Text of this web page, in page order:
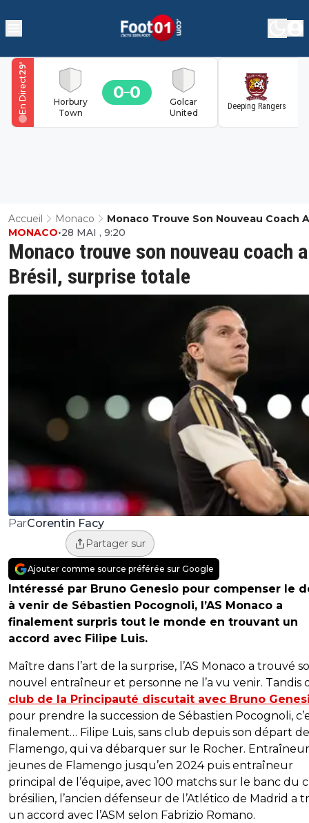
Horbury
Town
0 0
Golcar
United
29
'
En Direct Deeping Rangers
Accueil Monaco
Monaco Trouve Son Nouveau Coach
Brésil, Surprise Totale
Monaco trouve son nouveau coach
Brésil, surprise totale
MONACO•28 MAI , 9:20
ParCorentin Facy
Partager sur
Ajouter comme source préférée sur Google
Intéressé par Bruno Genesio pour compenser le
à venir de Sébastien Pocognoli, l’AS Monaco a
finalement surpris tout le monde en trouvant un
accord avec Filipe Luis.
Maître dans l’art de la surprise, l’AS Monaco a trouvé
nouvel entraîneur et personne ne l’a vu venir. Tandis
club de la Principauté discutait avec Bruno
pour prendre la succession de Sébastien Pocognoli,
finalement… Filipe Luis, sans club depuis son départ de
Flamengo, qui va débarquer sur le Rocher.
jeunes de Flamengo jusqu’en 2024 puis entraîneur
principal de l’équipe, avec 100 matchs sur le banc du
brésilien, l’ancien défenseur de l’Atlético de Madrid a
un accord avec l’ASM selon Fabrizio Romano.